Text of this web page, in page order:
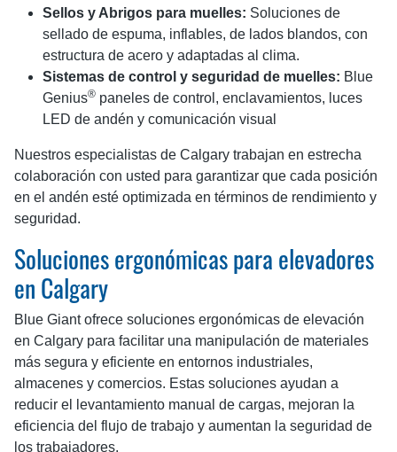
Sellos y Abrigos para muelles: Soluciones de
sellado de espuma, inflables, de lados blandos, con
estructura de acero y adaptadas al clima.
Sistemas de control y seguridad de muelles: Blue
Genius® paneles de control, enclavamientos, luces
LED de andén y comunicación visual
Nuestros especialistas de Calgary trabajan en estrecha
colaboración con usted para garantizar que cada posición
en el andén esté optimizada en términos de rendimiento y
seguridad.
Soluciones ergonómicas para elevadores
en Calgary
Blue Giant ofrece soluciones ergonómicas de elevación
en Calgary para facilitar una manipulación de materiales
más segura y eficiente en entornos industriales,
almacenes y comercios. Estas soluciones ayudan a
reducir el levantamiento manual de cargas, mejoran la
eficiencia del flujo de trabajo y aumentan la seguridad de
los trabajadores.